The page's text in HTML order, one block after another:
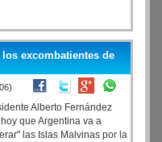
excombatientes de
Alberto Fernández
que Argentina va a
las Islas Malvinas por la